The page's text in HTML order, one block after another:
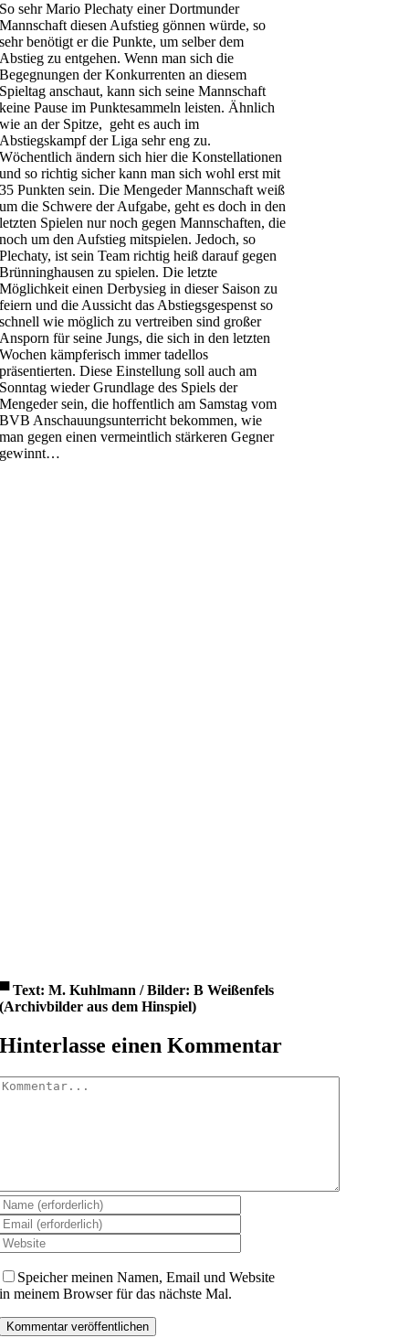
So sehr Mario Plechaty einer Dortmunder
Mannschaft diesen Aufstieg gönnen würde, so
sehr benötigt er die Punkte, um selber dem
Abstieg zu entgehen. Wenn man sich die
Begegnungen der Konkurrenten an diesem
Spieltag anschaut, kann sich seine Mannschaft
keine Pause im Punktesammeln leisten. Ähnlich
wie an der Spitze, geht es auch im
Abstiegskampf der Liga sehr eng zu.
Wöchentlich ändern sich hier die Konstellationen
und so richtig sicher kann man sich wohl erst mit
35 Punkten sein. Die Mengeder Mannschaft weiß
um die Schwere der Aufgabe, geht es doch in den
letzten Spielen nur noch gegen Mannschaften, die
noch um den Aufstieg mitspielen. Jedoch, so
Plechaty, ist sein Team richtig heiß darauf gegen
Brünninghausen zu spielen. Die letzte
Möglichkeit einen Derbysieg in dieser Saison zu
feiern und die Aussicht das Abstiegsgespenst so
schnell wie möglich zu vertreiben sind großer
Ansporn für seine Jungs, die sich in den letzten
Wochen kämpferisch immer tadellos
präsentierten. Diese Einstellung soll auch am
Sonntag wieder Grundlage des Spiels der
Mengeder sein, die hoffentlich am Samstag vom
BVB Anschauungsunterricht bekommen, wie
man gegen einen vermeintlich stärkeren Gegner
gewinnt…
▀Text: M. Kuhlmann / Bilder: B Weißenfels
(Archivbilder aus dem Hinspiel)
Hinterlasse einen Kommentar
Speicher meinen Namen, Email und Website
in meinem Browser für das nächste Mal.